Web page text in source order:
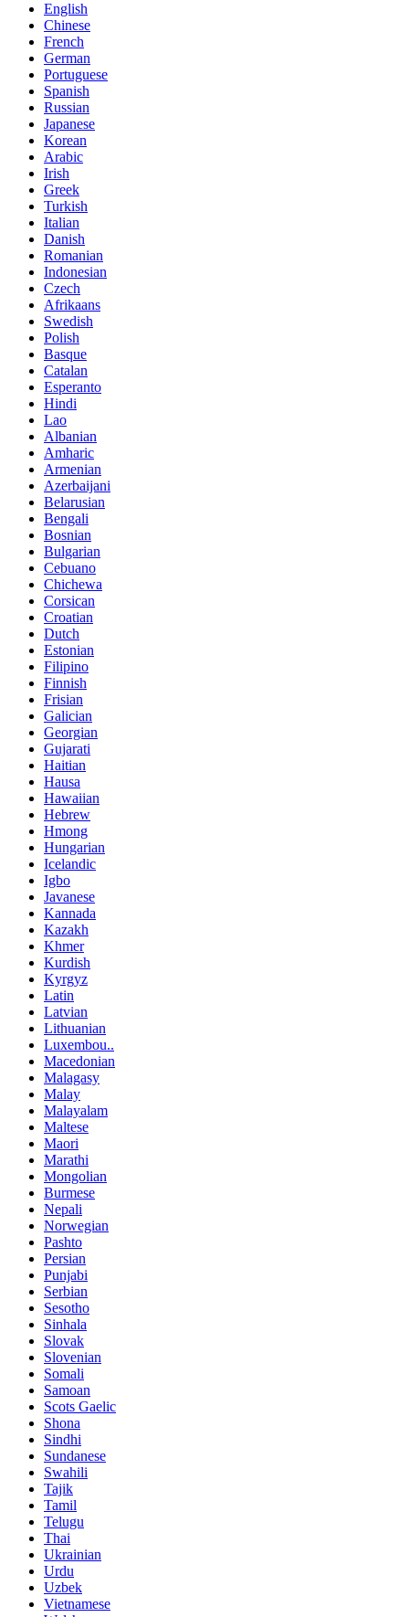
English
Chinese
French
German
Portuguese
Spanish
Russian
Japanese
Korean
Arabic
Irish
Greek
Turkish
Italian
Danish
Romanian
Indonesian
Czech
Afrikaans
Swedish
Polish
Basque
Catalan
Esperanto
Hindi
Lao
Albanian
Amharic
Armenian
Azerbaijani
Belarusian
Bengali
Bosnian
Bulgarian
Cebuano
Chichewa
Corsican
Croatian
Dutch
Estonian
Filipino
Finnish
Frisian
Galician
Georgian
Gujarati
Haitian
Hausa
Hawaiian
Hebrew
Hmong
Hungarian
Icelandic
Igbo
Javanese
Kannada
Kazakh
Khmer
Kurdish
Kyrgyz
Latin
Latvian
Lithuanian
Luxembou..
Macedonian
Malagasy
Malay
Malayalam
Maltese
Maori
Marathi
Mongolian
Burmese
Nepali
Norwegian
Pashto
Persian
Punjabi
Serbian
Sesotho
Sinhala
Slovak
Slovenian
Somali
Samoan
Scots Gaelic
Shona
Sindhi
Sundanese
Swahili
Tajik
Tamil
Telugu
Thai
Ukrainian
Urdu
Uzbek
Vietnamese